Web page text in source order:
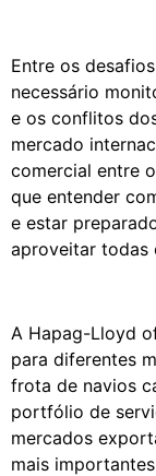
Entre os
necessário
e os conflitos
mercado
comercial entre
que entender
e estar
aproveitar todas
A Hapag-Lloyd
para diferentes
frota de navios
portfólio de
mercados
mais